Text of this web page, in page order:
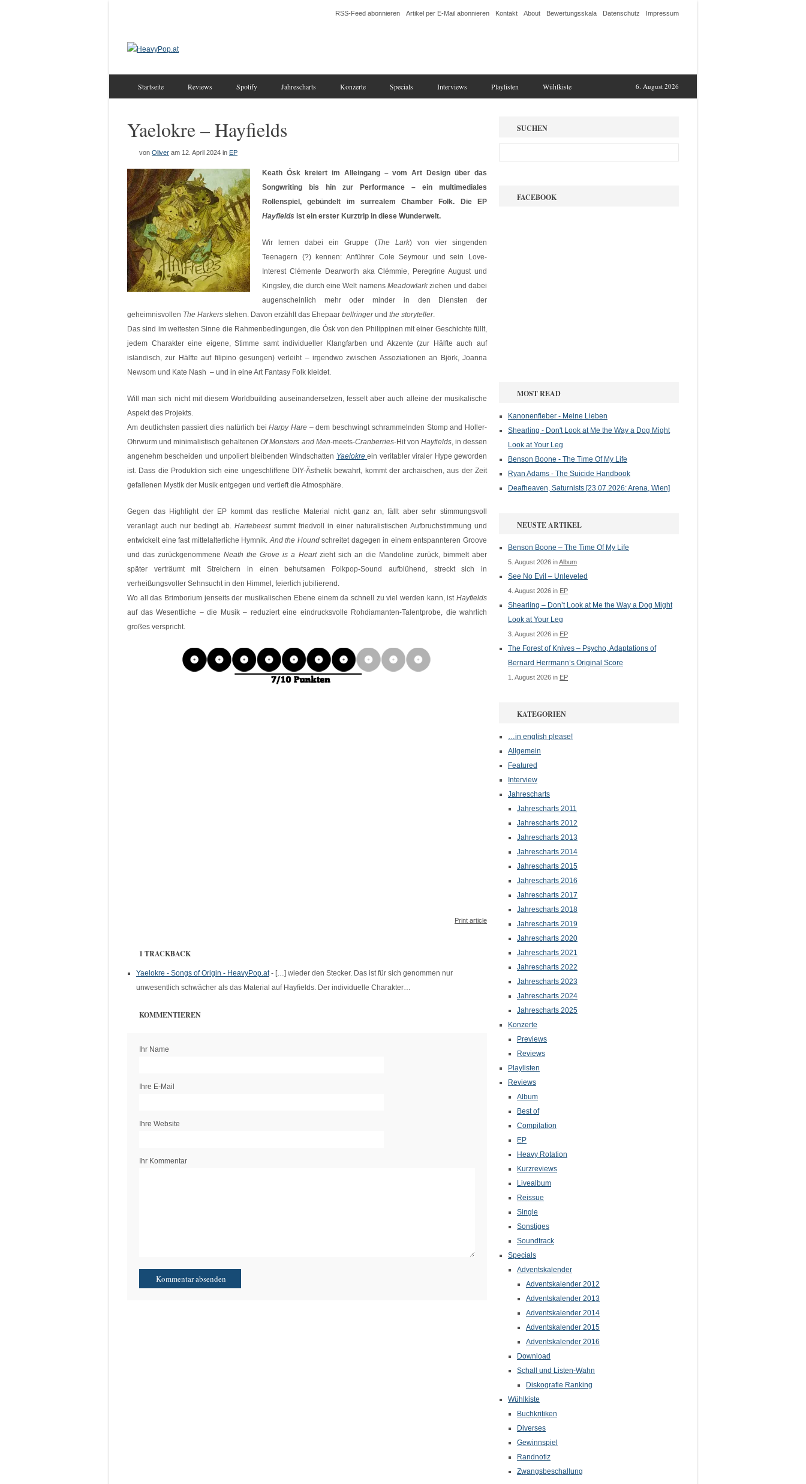
RSS-Feed abonnieren Artikel per E-Mail abonnieren Kontakt About Bewertungsskala Datenschutz Impressum
6. August 2026
Startseite Reviews Spotify Jahrescharts Konzerte Specials Interviews Playlisten Wühlkiste
Yaelokre – Hayfields
von Oliver am 12. April 2024 in EP
Keath Ósk kreiert im Alleingang – vom Art Design über das
Songwriting bis hin zur Performance – ein multimediales
Rollenspiel, gebündelt im surrealem Chamber Folk. Die EP
Hayfields ist ein erster Kurztrip in diese Wunderwelt.
Wir lernen dabei ein Gruppe (The Lark) von vier singenden
Teenagern (?) kennen: Anführer Cole Seymour und sein Love-
Interest Clémente Dearworth aka Clémmie, Peregrine August und
Kingsley, die durch eine Welt namens Meadowlark ziehen und dabei
augenscheinlich mehr oder minder in den Diensten der
geheimnisvollen The Harkers stehen. Davon erzählt das Ehepaar bellringerund the storyteller.
Das sind im weitesten Sinne die Rahmenbedingungen, die Ósk von den Philippinen mit einer Geschichte füllt,
jedem Charakter eine eigene, Stimme samt individueller Klangfarben und Akzente (zur Hälfte auch auf
isländisch, zur Hälfte auf filipino gesungen) verleiht – irgendwo zwischen Assoziationen an Björk, Joanna
Newsom und Kate Nash – und in eine Art Fantasy Folk kleidet.
Will man sich nicht mit diesem Worldbuilding auseinandersetzen, fesselt aber auch alleine der musikalische
Aspekt des Projekts.
Am deutlichsten passiert dies natürlich beiHarpy Hare – dem beschwingt schrammelnden Stomp and Holler-
Ohrwurm und minimalistisch gehaltenenOf Monsters and Men-meets-Cranberries-Hit von Hayfields, in dessen
angenehm bescheiden und unpoliert bleibenden Windschatten Yaelokre ein veritabler viraler Hype geworden
ist. Dass die Produktion sich eine ungeschliffene DIY-Ästhetik bewahrt, kommt der archaischen, aus der Zeit
gefallenen Mystik der Musik entgegen und vertieft die Atmosphäre.
Gegen das Highlight der EP kommt das restliche Material nicht ganz an, fällt aber sehr stimmungsvoll
veranlagt auch nur bedingt ab.Hartebeestsummt friedvoll in einer naturalistischen Aufbruchstimmung und
entwickelt eine fast mittelalterliche Hymnik.And the Houndschreitet dagegen in einem entspannteren Groove
und das zurückgenommeneNeath the Grove is a Heartzieht sich an die Mandoline zurück, bimmelt aber
später verträumt mit Streichern in einen behutsamen Folkpop-Sound aufblühend, streckt sich in
verheißungsvoller Sehnsucht in den Himmel, feierlich jubilierend.
Wo all das Brimborium jenseits der musikalischen Ebene einem da schnell zu viel werden kann, ist Hayfields
auf das Wesentliche – die Musik – reduziert eine eindrucksvolle Rohdiamanten-Talentprobe, die wahrlich
großes verspricht.
Print article
1 TRACKBACK
Yaelokre - Songs of Origin - HeavyPop.at- […] wieder den Stecker. Das ist für sich genommen nur
unwesentlich schwächer als das Material auf Hayfields. Der individuelle Charakter…
KOMMENTIEREN
Ihr Name
Ihre E-Mail
Ihre Website
Ihr Kommentar
SUCHEN
FACEBOOK
MOST READ
Kanonenfieber - Meine Lieben
Shearling - Don't Look at Me the Way a Dog Might
Look at Your Leg
Benson Boone - The Time Of My Life
Ryan Adams - The Suicide Handbook
Deafheaven, Saturnists [23.07.2026: Arena, Wien]
NEUSTE ARTIKEL
Benson Boone – The Time Of My Life
5. August 2026 inAlbum
See No Evil – Unleveled
4. August 2026 in EP
Shearling – Don’t Look at Me the Way a Dog Might
Look at Your Leg
3. August 2026 in EP
The Forest of Knives – Psycho, Adaptations of
Bernard Herrmann’s Original Score
1. August 2026 in EP
KATEGORIEN
…in english please!
Allgemein
Featured
Interview
Jahrescharts
Jahrescharts 2011
Jahrescharts 2012
Jahrescharts 2013
Jahrescharts 2014
Jahrescharts 2015
Jahrescharts 2016
Jahrescharts 2017
Jahrescharts 2018
Jahrescharts 2019
Jahrescharts 2020
Jahrescharts 2021
Jahrescharts 2022
Jahrescharts 2023
Jahrescharts 2024
Jahrescharts 2025
Konzerte
Previews
Reviews
Playlisten
Reviews
Album
Best of
Compilation
EP
Heavy Rotation
Kurzreviews
Livealbum
Reissue
Single
Sonstiges
Soundtrack
Specials
Adventskalender
Adventskalender 2012
Adventskalender 2013
Adventskalender 2014
Adventskalender 2015
Adventskalender 2016
Download
Schall und Listen-Wahn
Diskografie Ranking
Wühlkiste
Buchkritiken
Diverses
Gewinnspiel
Randnotiz
Zwangsbeschallung